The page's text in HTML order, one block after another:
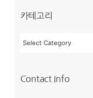
카테고리
카
Contact Info